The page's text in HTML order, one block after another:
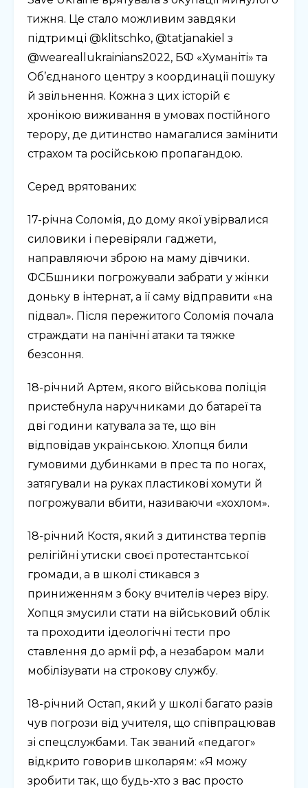
тижня. Це стало можливим завдяки
підтримці @klitschko, @tatjanakiel з
@weareallukrainians2022, БФ «Хуманіті» та
Об’єднаного центру з координації пошуку
й звільнення. Кожна з цих історій є
хронікою виживання в умовах постійного
терору, де дитинство намагалися замінити
страхом та російською пропагандою.
Серед врятованих:
17-річна Соломія, до дому якої увірвалися
силовики і перевіряли гаджети,
направляючи зброю на маму дівчики.
ФСБшники погрожували забрати у жінки
доньку в інтернат, а її саму відправити «на
підвал». Після пережитого Соломія почала
страждати на панічні атаки та тяжке
безсоння.
18-річний Артем, якого військова поліція
пристебнула наручниками до батареї та
дві години катувала за те, що він
відповідав українською. Хлопця били
гумовими дубинками в прес та по ногах,
затягували на руках пластикові хомути й
погрожували вбити, називаючи «хохлом».
18-річний Костя, який з дитинства терпів
релігійні утиски своєї протестантської
громади, а в школі стикався з
приниженням з боку вчителів через віру.
Хопця змусили стати на військовий облік
та проходити ідеологічні тести про
ставлення до армії рф, а незабаром мали
мобілізувати на строкову службу.
18-річний Остап, який у школі багато разів
чув погрози від учителя, що співпрацював
зі спецслужбами. Так званий «педагог»
відкрито говорив школарям: «Я можу
зробити так, що будь-хто з вас просто